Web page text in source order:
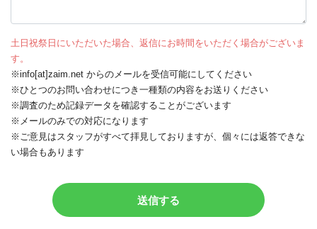
土日祝祭日にいただいた場合、返信にお時間をいただく場合がございま
す。
※info[at]zaim.net からのメールを受信可能にしてください
※ひとつのお問い合わせにつき一種類の内容をお送りください
※調査のため記録データを確認することがございます
※メールのみでの対応になります
※ご意見はスタッフがすべて拝見しておりますが、個々には返答できな
い場合もあります